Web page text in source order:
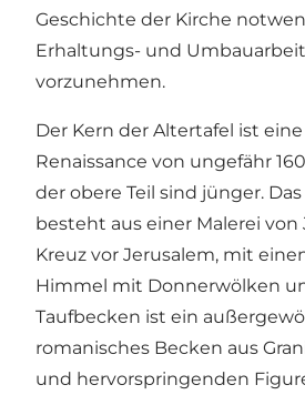
Geschichte der Kirche
Erhaltungs- und
vorzunehmen.
Der Kern der Altertafel ist
Renaissance von ungefähr
der obere Teil sind jünger.
besteht aus einer Malerei von
Kreuz vor Jerusalem, mit
Himmel mit Donnerwölken
Taufbecken ist ein
romanisches Becken aus
und hervorspringenden